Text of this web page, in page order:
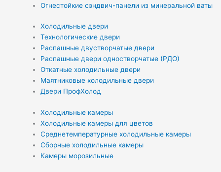
Огнестойкие сэндвич-панели из минеральной ваты
Холодильные двери
Технологические двери
Распашные двустворчатые двери
Распашные двери одностворчатые (РДО)
Откатные холодильные двери
Маятниковые холодильные двери
Двери ПрофХолод
Холодильные камеры
Холодильные камеры для цветов
Среднетемпературные холодильные камеры
Сборные холодильные камеры
Камеры морозильные